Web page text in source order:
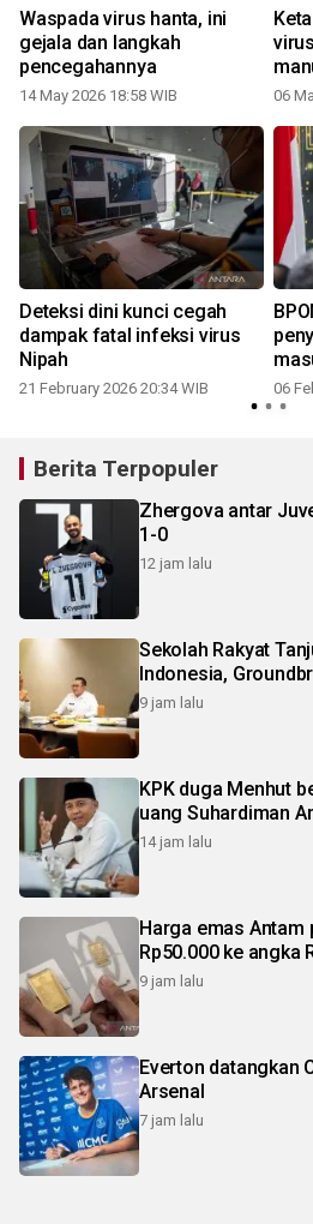
Waspada virus hanta, ini
gejala dan langkah
pencegahannya
14 May 2026 18:58 WIB 06
Deteksi dini kunci cegah
dampak fatal infeksi virus
Nipah
21 February 2026 20:34 WIB 06
Berita Terpopuler
Zhergova antar
1-0
12 jam lalu
Sekolah Rakyat
Indonesia,
9 jam lalu
KPK duga Menhut
uang Suhardiman
14 jam lalu
Harga emas Antam
Rp50.000 ke angka
9 jam lalu
Everton datangkan
Arsenal
7 jam lalu